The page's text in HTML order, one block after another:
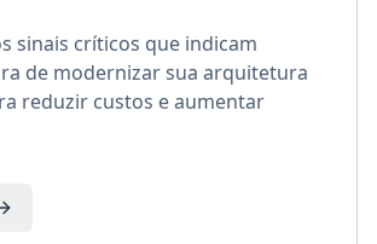
sinais críticos que indicam
de modernizar sua arquitetura
reduzir custos e aumentar